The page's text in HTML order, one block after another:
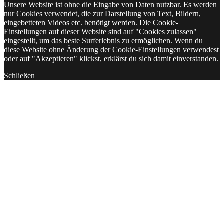
Unsere Website ist ohne die Eingabe von Daten nutzbar. Es werden
nur Cookies verwendet, die zur Darstellung von Text, Bildern,
eingebetteten Videos etc. benötigt werden. Die Cookie-
Einstellungen auf dieser Website sind auf "Cookies zulassen"
eingestellt, um das beste Surferlebnis zu ermöglichen. Wenn du
diese Website ohne Änderung der Cookie-Einstellungen verwendest
oder auf "Akzeptieren" klickst, erklärst du sich damit einverstanden.
Schließen